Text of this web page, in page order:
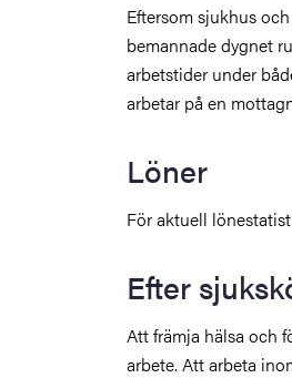
Eftersom sjukhus
bemannade dygnet
arbetstider under
arbetar på en
Löner
För aktuell
Efter
Att främja hälsa och
arbete. Att arbeta